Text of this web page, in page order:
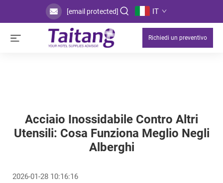
[email protected] IT
Richiedi un preventivo
Acciaio Inossidabile Contro Altri
Utensili: Cosa Funziona Meglio Negli
Alberghi
2026-01-28 10:16:16